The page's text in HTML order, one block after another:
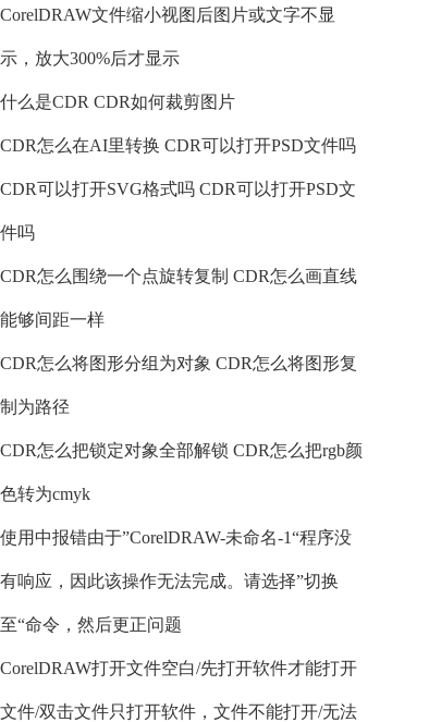
CorelDRAW文件缩小视图后图片或文字不显
示，放大300%后才显示
什么是CDR CDR如何裁剪图片
CDR怎么在AI里转换 CDR可以打开PSD文件吗
CDR可以打开SVG格式吗 CDR可以打开PSD文
件吗
CDR怎么围绕一个点旋转复制 CDR怎么画直线
能够间距一样
CDR怎么将图形分组为对象 CDR怎么将图形复
制为路径
CDR怎么把锁定对象全部解锁 CDR怎么把rgb颜
色转为cmyk
使用中报错由于”CorelDRAW-未命名-1“程序没
有响应，因此该操作无法完成。请选择”切换
至“命令，然后更正问题
CorelDRAW打开文件空白/先打开软件才能打开
文件/双击文件只打开软件，文件不能打开/无法